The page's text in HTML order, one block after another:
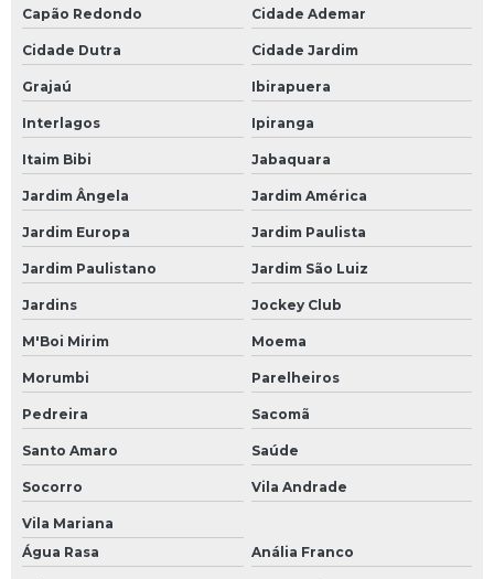
Módulo fieldbus
Módulo profibus
Monitor industrial
Programação de componentes
Programação de controlador de temperatura
Programação de placas eletrônicas
Rack industrial com gaveta
Rack industrial com painel
Recuperação de driver
Recuperação de módulos eletrônicos
Recuperação de placas eletrônicas
Recuperação nobreak
Reforma de inversores
Capão Redondo Cidade Ademar
Cidade Dutra Cidade Jardim
Grajaú Ibirapuera
Interlagos Ipiranga
Itaim Bibi Jabaquara
Jardim Ângela Jardim América
Jardim Europa Jardim Paulista
Jardim Paulistano Jardim São Luiz
Jardins Jockey Club
M'Boi Mirim Moema
Morumbi Parelheiros
Pedreira Sacomã
Santo Amaro Saúde
Socorro Vila Andrade
Vila Mariana
Água Rasa
Anália Franco